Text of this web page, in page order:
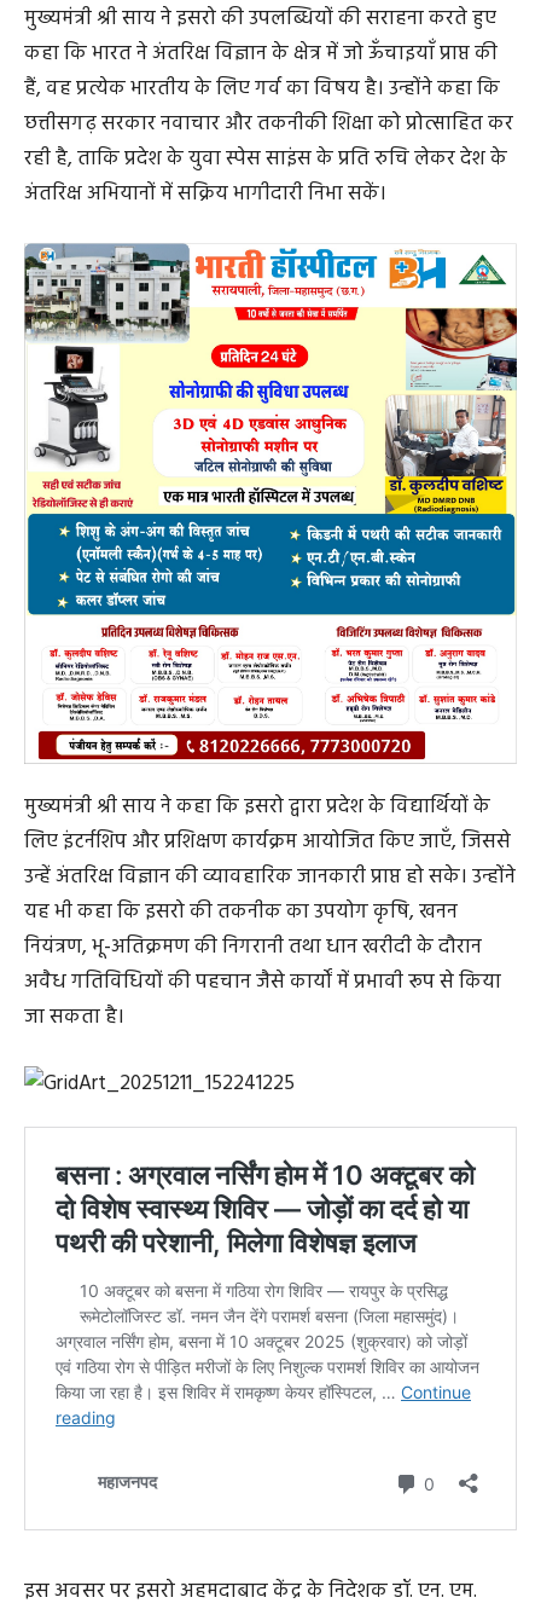
मुख्यमंत्री श्री साय ने इसरो की उपलब्धियों की सराहना करते हुए
कहा कि भारत ने अंतरिक्ष विज्ञान के क्षेत्र में जो ऊँचाइयाँ प्राप्त की
हैं, वह प्रत्येक भारतीय के लिए गर्व का विषय है। उन्होंने कहा कि
छत्तीसगढ़ सरकार नवाचार और तकनीकी शिक्षा को प्रोत्साहित कर
रही है, ताकि प्रदेश के युवा स्पेस साइंस के प्रति रुचि लेकर देश के
अंतरिक्ष अभियानों में सक्रिय भागीदारी निभा सकें।
मुख्यमंत्री श्री साय ने कहा कि इसरो द्वारा प्रदेश के विद्यार्थियों के
लिए इंटर्नशिप और प्रशिक्षण कार्यक्रम आयोजित किए जाएँ, जिससे
उन्हें अंतरिक्ष विज्ञान की व्यावहारिक जानकारी प्राप्त हो सके। उन्होंने
यह भी कहा कि इसरो की तकनीक का उपयोग कृषि, खनन
नियंत्रण, भू-अतिक्रमण की निगरानी तथा धान खरीदी के दौरान
जा सकता है।